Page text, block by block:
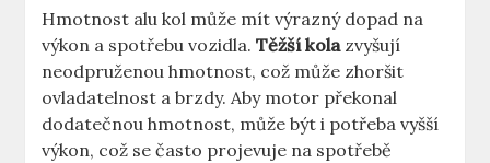
Hmotnost alu kol může mít výrazný dopad na
výkon a spotřebu vozidla.Těžší kolazvyšují
neodpruženou hmotnost, což může zhoršit
ovladatelnost a brzdy. Aby motor překonal
dodatečnou hmotnost, může být i potřeba vyšší
výkon, což se často projevuje na spotřebě